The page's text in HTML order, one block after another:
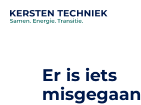
Over ons
ProjectenEr is iets
misgegaan